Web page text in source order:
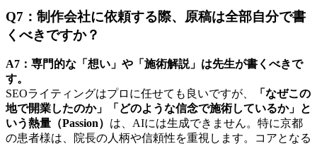
Q7：制作会社に依頼する際、原稿は全部自分で書
くべきですか？
A7：専門的な「想い」や「施術解説」は先生が書くべきで
す。
SEOライティングはプロに任せても良いですが、
「なぜこの
地で開業したのか」「どのような信念で施術しているか」と
いう熱量（Passion） は、AIには生成できません。特に京都
の患者様は、院長の人柄や信頼性を重視します。コアとなる